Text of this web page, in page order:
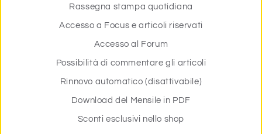
Rassegna stampa quotidiana
Accesso a Focus e articoli riservati
Accesso al Forum
Possibilità di commentare gli articoli
Rinnovo automatico (disattivabile)
Download del Mensile in PDF
Sconti esclusivi nello shop